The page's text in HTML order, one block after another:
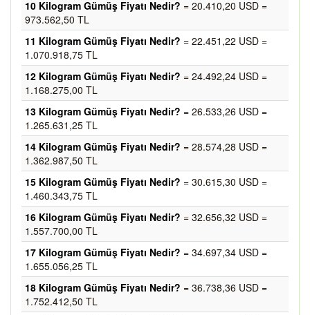
10 Kilogram Gümüş Fiyatı Nedir? = 20.410,20 USD =
973.562,50 TL
11 Kilogram Gümüş Fiyatı Nedir? = 22.451,22 USD =
1.070.918,75 TL
12 Kilogram Gümüş Fiyatı Nedir? = 24.492,24 USD =
1.168.275,00 TL
13 Kilogram Gümüş Fiyatı Nedir? = 26.533,26 USD =
1.265.631,25 TL
14 Kilogram Gümüş Fiyatı Nedir? = 28.574,28 USD =
1.362.987,50 TL
15 Kilogram Gümüş Fiyatı Nedir? = 30.615,30 USD =
1.460.343,75 TL
16 Kilogram Gümüş Fiyatı Nedir? = 32.656,32 USD =
1.557.700,00 TL
17 Kilogram Gümüş Fiyatı Nedir? = 34.697,34 USD =
1.655.056,25 TL
18 Kilogram Gümüş Fiyatı Nedir? = 36.738,36 USD =
1.752.412,50 TL